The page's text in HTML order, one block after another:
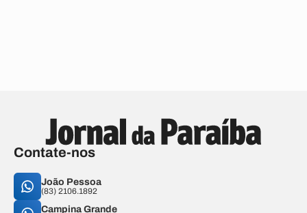
Contate-nos
João Pessoa
(83) 2106.1892
Campina Grande